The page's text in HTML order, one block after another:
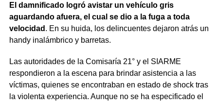
El damnificado logró avistar un vehículo gris
aguardando afuera, el cual se dio a la fuga a toda
velocidad . En su huida, los delincuentes dejaron atrás un
handy inalámbrico y barretas.
Las autoridades de la Comisaría 21° y el SIARME
respondieron a la escena para brindar asistencia a las
víctimas, quienes se encontraban en estado de shock tras
la violenta experiencia. Aunque no se ha especificado el